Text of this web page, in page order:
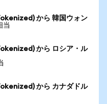
から 韓国ウォン
当
から ロシア・ル
から カナダドル